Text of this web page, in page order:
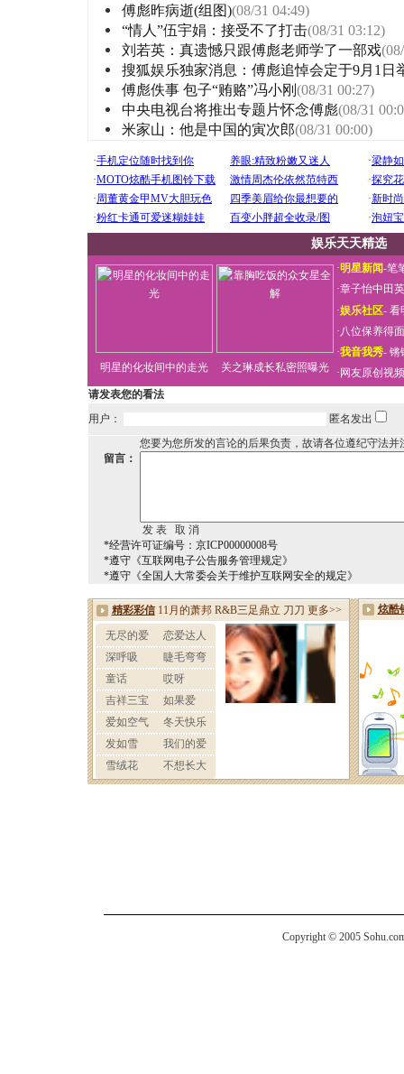
傅彪昨病逝(组图)(08/31 04:49)
“情人”伍宇娟：接受不了打击(08/31 03:12)
刘若英：真遗憾只跟傅彪老师学了一部戏
搜狐娱乐独家消息：傅彪追悼会定于9月1日
傅彪佚事 包子“贿赂”冯小刚(08/31 00:27)
中央电视台将推出专题片怀念傅彪(08/31
米家山：他是中国的寅次郎(08/31 00:00)
娱乐天天精选
明星的化妆间中的走光 关之琳成长私密照曝光
·明星新闻-笔
·章子怡中田
·娱乐社区- 看
·八位保养得
·我音我秀- 锵
· 网友原创视
请发表您的看法
用户：
匿名发出
您要为您所发的言论的后果负责，故请各位遵纪守法并
留言：
*经营许可证编号：京ICP00000008号
*遵守《互联网电子公告服务管理规定》
*遵守《全国人大常委会关于维护互联网安全的规定》
Copyright © 2005